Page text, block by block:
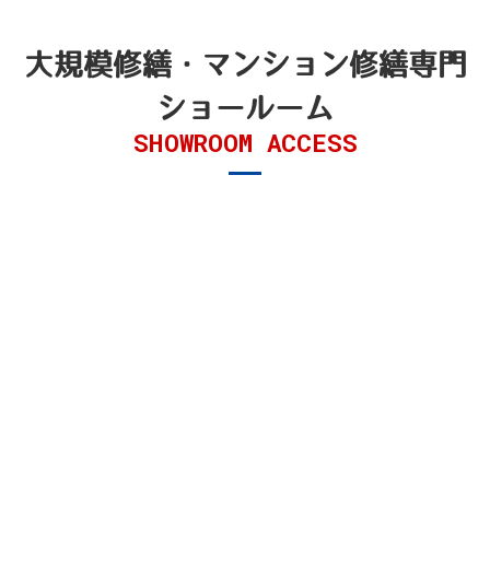
大規模修繕・マンション修繕専門
ショールーム
SHOWROOM ACCESS